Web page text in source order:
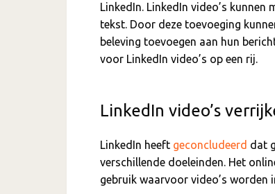
LinkedIn. LinkedIn video’s
tekst. Door deze toevoeging
beleving toevoegen aan hun
voor LinkedIn video’s op een rij.
LinkedIn video’s
LinkedIn heeft geconcludeerd dat
verschillende doeleinden. Het
gebruik waarvoor video’s worden